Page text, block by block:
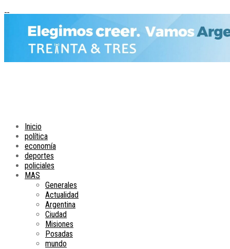
Inicio
política
economía
deportes
policiales
MAS
Generales
Actualidad
Argentina
Ciudad
Misiones
Posadas
mundo